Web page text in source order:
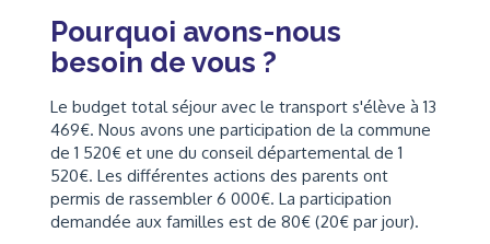
Pourquoi avons-nous
besoin de vous ?
Le budget total séjour avec le transport s'élève à 13
469€. Nous avons une participation de la commune
de 1 520€ et une du conseil départemental de 1
520€. Les différentes actions des parents ont
permis de rassembler 6 000€. La participation
demandée aux familles est de 80€ (20€ par jour).